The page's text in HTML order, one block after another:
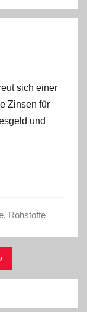
sich einer
Zinsen für
und
, Rohstoffe